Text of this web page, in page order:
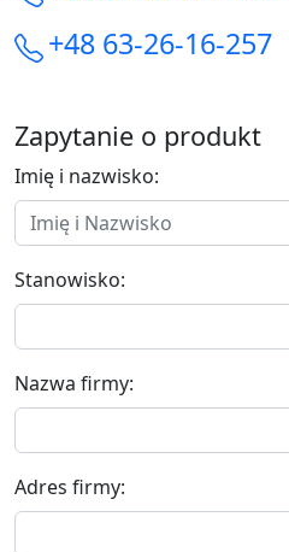
+48 63-26-16-257
Zapytanie o produkt
Imię i nazwisko:
Stanowisko:
Nazwa firmy:
Adres firmy: